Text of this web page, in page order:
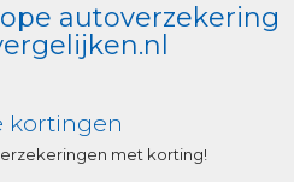
autoverzekering
kortingen
met korting!